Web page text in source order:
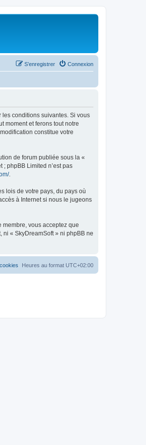
Connexion
S’enregistrer
les conditions suivantes. Si vous
moment et ferons tout notre
constitue votre
de forum publiée sous la «
; phpBB Limited n’est pas
.
lois de votre pays, du pays où
à Internet si nous le jugeons
membre, vous acceptez que
« SkyDreamSoft » ni phpBB ne
Heures au format UTC+02:00